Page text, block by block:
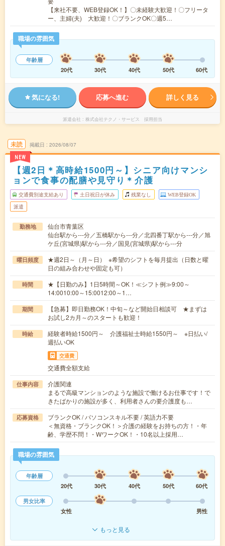
【来社不要、WEB登録OK！】〇未経験大歓迎！〇フリータ
ー、主婦(夫) 大歓迎！〇ブランクOK〇週5…
職場の雰囲気
年齢層
20代
30代 40代 50代 60代
気になる! 応募へ進む 詳しく見る
派遣会社 株式会社テクノ・サービス 採用担当
未読
NEW
掲載日 2026/08/07
【週2日＊高時給1500円～】シニア向けマンシ
ョンで食事の配膳や見守り＊介護
交通費別途支給あり 土日祝日が休み 残業なし WEB登録OK
派遣
勤務地
仙台市青葉区
仙台駅から---分／五橋駅から---分／北四番丁駅から---分／旭
ケ丘(宮城県)駅から---分／国見(宮城県)駅から---分
曜日頻度
★週2日～（月～日） ※希望のシフトを毎月提出（日数と曜
日の組み合わせや固定も可）
時間
★【日勤のみ】1日5時間～OK！≪シフト例≫9:00～
14:0010:00～15:0012:00～1…
期間
【急募】即日勤務OK！中旬～など開始日相談可 ★まずは
お試し2カ月～のスタートも歓迎！
時給
経験者時給1500円～ 介護福祉士時給1550円～ ※日払い/
週払いOK
交通費
交通費全額支給
仕事内容
介護関連
まるで高級マンションのような施設で働けるお仕事です！で
きたばかりの施設が多く、利用者さんの要介護度も…
応募資格
ブランクOK / パソコンスキル不要 / 英語力不要
＜無資格・ブランクOK！＞介護の経験をお持ちの方！・年
齢、学歴不問！・WワークOK！・10名以上採用…
職場の雰囲気
年齢層
20代
30代 40代 50代
60代
男女比率
女性
男性
もっと見る